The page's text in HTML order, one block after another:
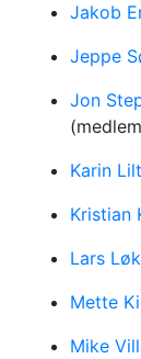
Jakob
Jeppe
Jon
Karin
Kristian
Lars
Mette
Mike